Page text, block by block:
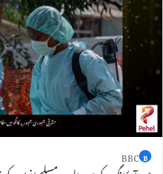
B
BBC